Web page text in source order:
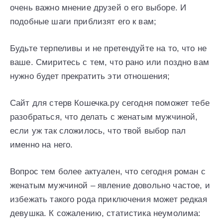
очень важно мнение друзей о его выборе. И
подобные шаги приблизят его к вам;
Будьте терпеливы и не претендуйте на то, что не
ваше. Смиритесь с тем, что рано или поздно вам
нужно будет прекратить эти отношения;
Сайт для стерв Кошечка.ру сегодня поможет тебе
разобраться, что делать с женатым мужчиной,
если уж так сложилось, что твой выбор пал
именно на него.
Вопрос тем более актуален, что сегодня роман с
женатым мужчиной – явление довольно частое, и
избежать такого рода приключения может редкая
девушка. К сожалению, статистика неумолима: